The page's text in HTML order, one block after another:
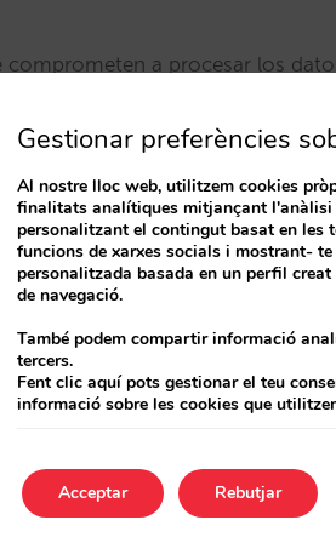
comprometen a procesar los
de datos vigente aplicable.
comprometen a responder ante
ARCOPOL.
sus derechos ARCOPOL ante
En caso de que desee
su política de privacidad, en la
la implementación de
comprometen a comunicar a los
sus derechos y libertades y
Gestionar preferències
Al nostre lloc web, utilitzem cookies
finalitats analítiques mitjançant l'anàlisi
personalitzant el contingut basat en les
funcions de xarxes socials i mostrant-
personalitzada basada en un perfil
de navegació.
També podem compartir informació
tercers.
Fent clic aquí pots gestionar el teu
informació sobre les cookies que
Acceptar Rebutjar